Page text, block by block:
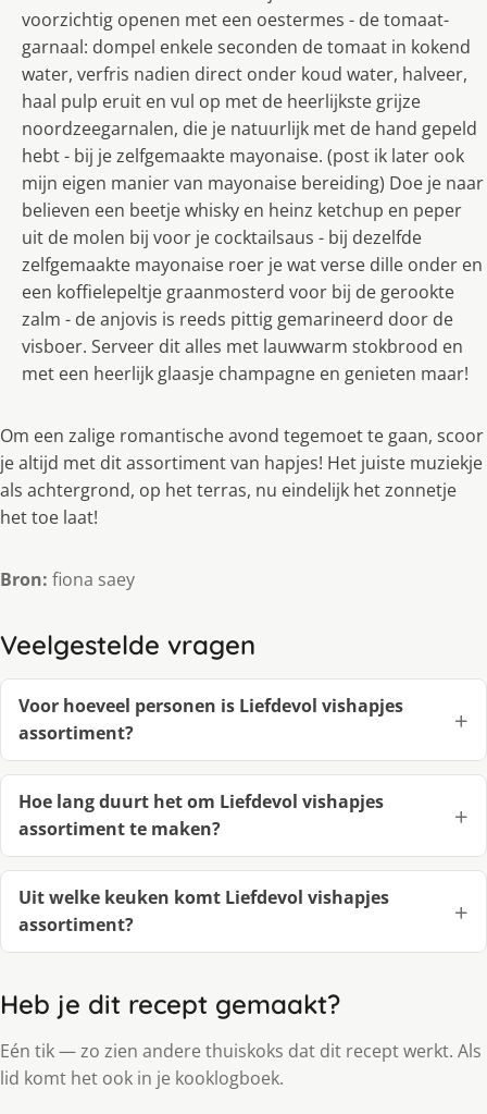
voorzichtig openen met een oestermes - de tomaat-
garnaal: dompel enkele seconden de tomaat in kokend
water, verfris nadien direct onder koud water, halveer,
haal pulp eruit en vul op met de heerlijkste grijze
noordzeegarnalen, die je natuurlijk met de hand gepeld
hebt - bij je zelfgemaakte mayonaise. (post ik later ook
mijn eigen manier van mayonaise bereiding) Doe je naar
believen een beetje whisky en heinz ketchup en peper
uit de molen bij voor je cocktailsaus - bij dezelfde
zelfgemaakte mayonaise roer je wat verse dille onder en
een koffielepeltje graanmosterd voor bij de gerookte
zalm - de anjovis is reeds pittig gemarineerd door de
visboer. Serveer dit alles met lauwwarm stokbrood en
met een heerlijk glaasje champagne en genieten maar!
Om een zalige romantische avond tegemoet te gaan, scoor
je altijd met dit assortiment van hapjes! Het juiste muziekje
als achtergrond, op het terras, nu eindelijk het zonnetje
het toe laat!
Bron: fiona saey
Veelgestelde vragen
Voor hoeveel personen is Liefdevol vishapjes
assortiment?
Hoe lang duurt het om Liefdevol vishapjes
assortiment te maken?
Uit welke keuken komt Liefdevol vishapjes
assortiment?
Heb je dit recept gemaakt?
Eén tik — zo zien andere thuiskoks dat dit recept werkt. Als
lid komt het ook in je kooklogboek.